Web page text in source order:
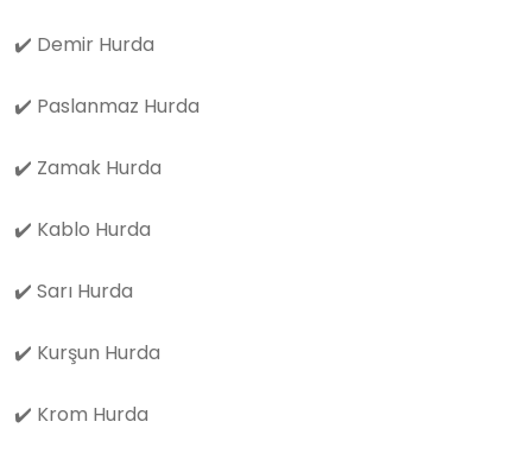
✔️ Demir Hurda
✔️ Paslanmaz Hurda
✔️ Zamak Hurda
✔️ Kablo Hurda
✔️ Sarı Hurda
✔️ Kurşun Hurda
✔️ Krom Hurda